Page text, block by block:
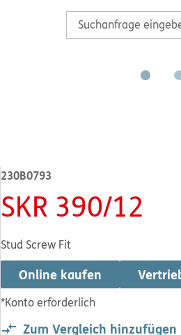
230B0793
SKR 390/12
Stud Screw Fit
Online kaufen
*Konto erforderlich
Zum Vergleich hinzufügen